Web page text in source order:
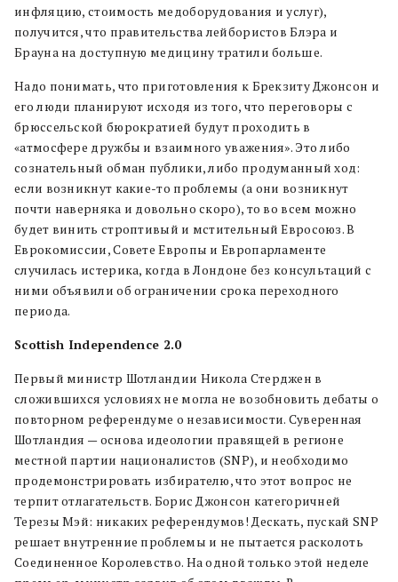
инфляцию, стоимость медоборудования и услуг),
получится, что правительства лейбористов Блэра и
Брауна на доступную медицину тратили больше.
Надо понимать, что приготовления к Брекзиту Джонсон и
его люди планируют исходя из того, что переговоры с
брюссельской бюрократией будут проходить в
«атмосфере дружбы и взаимного уважения». Это либо
сознательный обман публики, либо продуманный ход:
если возникнут какие-то проблемы (а они возникнут
почти наверняка и довольно скоро), то во всем можно
будет винить строптивый и мстительный Евросоюз. В
Еврокомиссии, Совете Европы и Европарламенте
случилась истерика, когда в Лондоне без консультаций с
ними объявили об ограничении срока переходного
периода.
Scottish Independence 2.0
Первый министр Шотландии Никола Стерджен в
сложившихся условиях не могла не возобновить дебаты о
повторном референдуме о независимости. Суверенная
Шотландия — основа идеологии правящей в регионе
местной партии националистов (SNP), и необходимо
продемонстрировать избирателю, что этот вопрос не
терпит отлагательств. Борис Джонсон категоричней
Терезы Мэй: никаких референдумов! Дескать, пускай SNP
решает внутренние проблемы и не пытается расколоть
Соединенное Королевство. На одной только этой неделе